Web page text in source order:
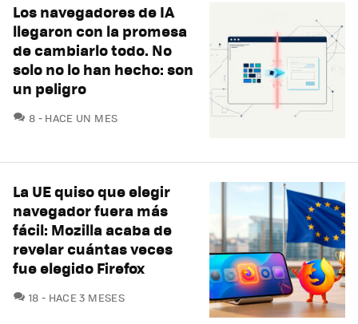
Los navegadores de IA
llegaron con la promesa
de cambiarlo todo. No
solo no lo han hecho: son
un peligro
8 COMENTARIOS
HACE UN MES
La UE quiso que elegir
navegador fuera más
fácil: Mozilla acaba de
revelar cuántas veces
fue elegido Firefox
18 COMENTARIOS
HACE 3 MESES